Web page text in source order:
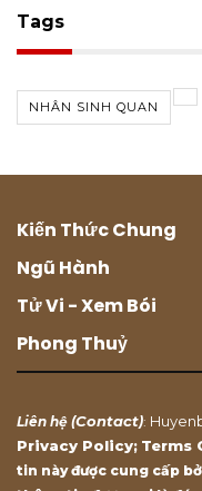
Tags
NHÂN SINH QUAN
Kiến Thức Chung
Ngũ Hành
Tử Vi - Xem Bói
Phong Thuỷ
Liên hệ (Contact):
Privacy Policy; Terms
tin này được cung cấp